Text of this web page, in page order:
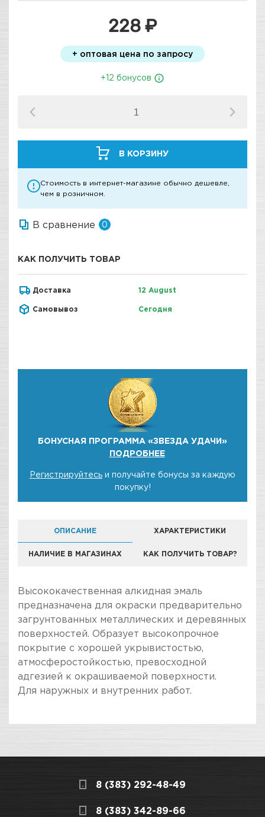
228 ₽
+ оптовая цена по запросу
+12 бонусов
В КОРЗИНУ
Стоимость в интернет-магазине обычно дешевле,
чем в розничном.
В сравнение 0
КАК ПОЛУЧИТЬ ТОВАР
Доставка 12 August
Самовывоз Сегодня
БОНУСНАЯ ПРОГРАММА «ЗВЕЗДА УДАЧИ»
ПОДРОБНЕЕ
Регистрируйтесь и получайте бонусы за каждую
покупку!
ОПИСАНИЕ ХАРАКТЕРИСТИКИ
НАЛИЧИЕ В МАГАЗИНАХ КАК ПОЛУЧИТЬ ТОВАР?
Высококачественная алкидная эмаль
предназначена для окраски предварительно
загрунтованных металлических и деревянных
поверхностей. Образует высокопрочное
покрытие с хорошей укрывистостью,
атмосферостойкостью, превосходной
адгезией к окрашиваемой поверхности.
Для наружных и внутренних работ.
Для окраски
загрунтованных
СКЛАДСКОЙ КОМПЛЕКС
получение товара максимально комфортными,
поэтому подготовили для Вас самую
8 (383) 292-48-49
8 (383) 342-89-66